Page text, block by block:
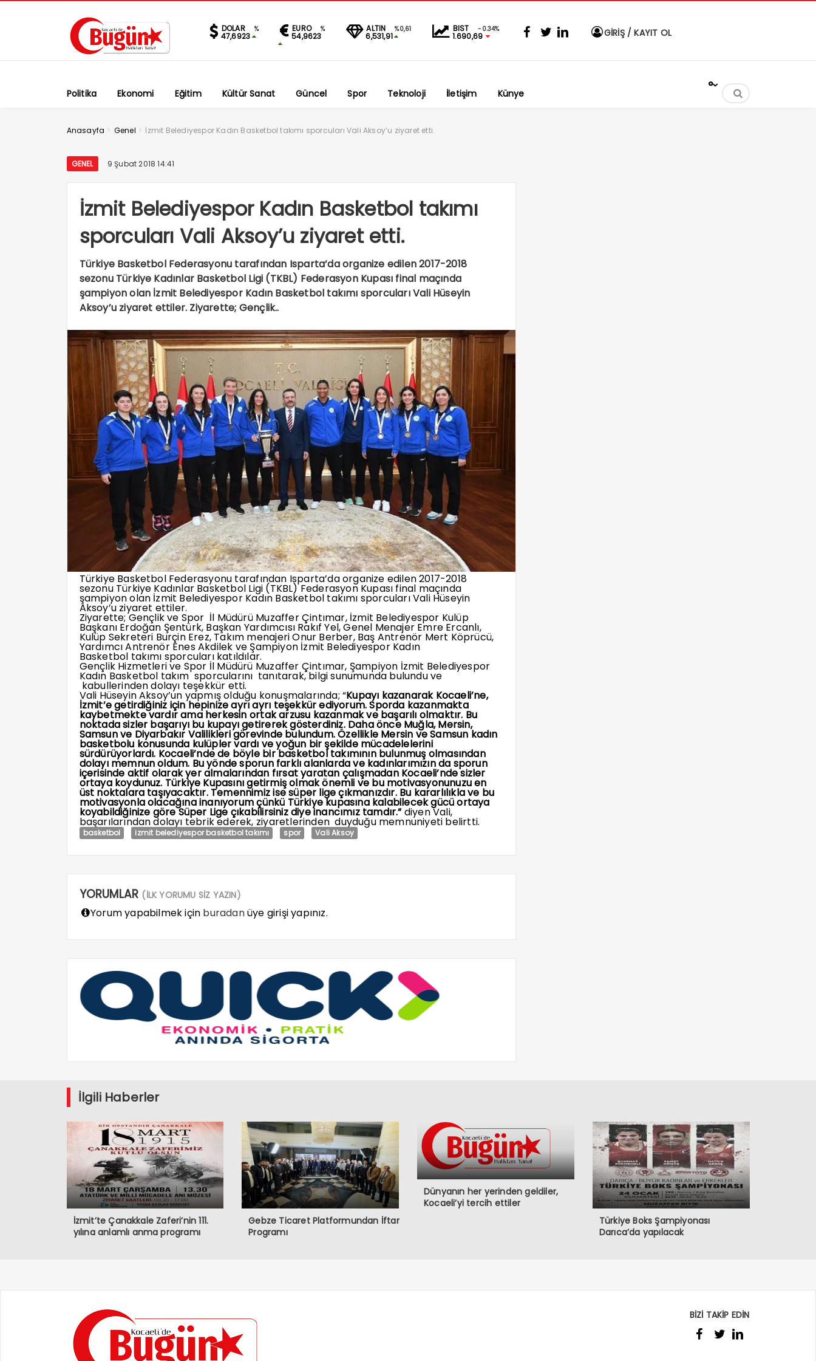
DOLAR %
47,6923
EURO %
54,9623
ALTIN %0,61
6,531,91
BIST -0.34%
1.690,69 GİRİŞ / KAYIT OL
Politika Ekonomi Eğitim Kültür Sanat Güncel Spor Teknoloji İletişim Künye
°
Anasayfa > Genel > İzmit Belediyespor Kadın Basketbol takımı sporcuları Vali Aksoy’u ziyaret etti.
GENEL 9 Şubat 2018 14:41
İzmit Belediyespor Kadın Basketbol takımı
sporcuları Vali Aksoy’u ziyaret etti.
Türkiye Basketbol Federasyonu tarafından Isparta’da organize edilen 2017-2018
sezonu Türkiye Kadınlar Basketbol Ligi (TKBL) Federasyon Kupası final maçında
şampiyon olan İzmit Belediyespor Kadın Basketbol takımı sporcuları Vali Hüseyin
Aksoy’u ziyaret ettiler. Ziyarette; Gençlik..
Türkiye Basketbol Federasyonu tarafından Isparta’da organize edilen 2017-2018
sezonu Türkiye Kadınlar Basketbol Ligi (TKBL) Federasyon Kupası final maçında
şampiyon olan İzmit Belediyespor Kadın Basketbol takımı sporcuları Vali Hüseyin
Aksoy’u ziyaret ettiler.
Ziyarette; Gençlik ve Spor İl Müdürü Muzaffer Çintımar, İzmit Belediyespor Kulüp
Başkanı Erdoğan Şentürk, Başkan Yardımcısı Rakıf Yel, Genel Menajer Emre Ercanlı,
Kulüp Sekreteri Burçin Erez, Takım menajeri Onur Berber, Baş Antrenör Mert Köprücü,
Yardımcı Antrenör Enes Akdilek ve Şampiyon İzmit Belediyespor Kadın
Basketbol takımı sporcuları katıldılar.
Gençlik Hizmetleri ve Spor İl Müdürü Muzaffer Çintımar, Şampiyon İzmit Belediyespor
Kadın Basketbol takım sporcularını tanıtarak, bilgi sunumunda bulundu ve
kabullerinden dolayı teşekkür etti.
Vali Hüseyin Aksoy’un yapmış olduğu konuşmalarında; “Kupayı kazanarak Kocaeli’ne,
İzmit’e getirdiğiniz için hepinize ayrı ayrı teşekkür ediyorum. Sporda kazanmakta
kaybetmekte vardır ama herkesin ortak arzusu kazanmak ve başarılı olmaktır. Bu
noktada sizler başarıyı bu kupayı getirerek gösterdiniz. Daha önce Muğla, Mersin,
Samsun ve Diyarbakır Valilikleri görevinde bulundum. Özellikle Mersin ve Samsun kadın
basketbolu konusunda kulüpler vardı ve yoğun bir şekilde mücadelelerini
sürdürüyorlardı. Kocaeli’nde de böyle bir basketbol takımının bulunmuş olmasından
dolayı memnun oldum. Bu yönde sporun farklı alanlarda ve kadınlarımızın da sporun
içerisinde aktif olarak yer almalarından fırsat yaratan çalışmadan Kocaeli’nde sizler
ortaya koydunuz. Türkiye Kupasını getirmiş olmak önemli ve bu motivasyonunuzu en
üst noktalara taşıyacaktır. Temennimiz ise süper lige çıkmanızdır. Bu kararlılıkla ve bu
motivasyonla olacağına inanıyorum çünkü Türkiye kupasına kalabilecek gücü ortaya
koyabildiğinize göre Süper Lige çıkabilirsiniz diye inancımız tamdır.”diyen Vali,
başarılarından dolayı tebrik ederek, ziyaretlerinden duyduğu memnuniyeti belirtti.
basketbol izmit belediyespor basketbol takımı spor Vali Aksoy
YORUMLAR (İLK YORUMU SİZ YAZIN)
Yorum yapabilmek için buradanüye girişi yapınız.
İlgili Haberler
İzmit’te Çanakkale Zaferi’nin 111.
yılına anlamlı anma programı
Gebze Ticaret Platformundan İftar
Programı
Dünyanın her yerinden geldiler,
Kocaeli’yi tercih ettiler
Türkiye Boks Şampiyonası
Darıca’da yapılacak
BİZİ TAKİP EDİN